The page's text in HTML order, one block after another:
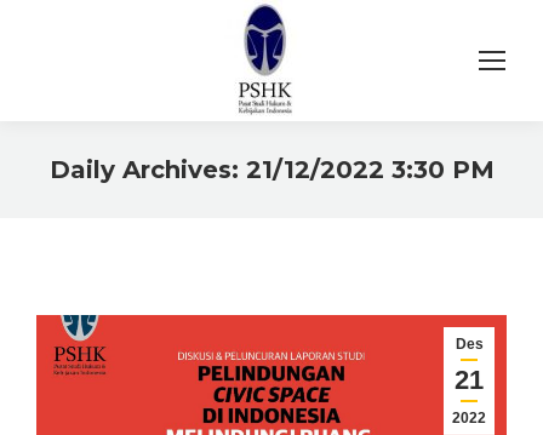
Daily Archives: 21/12/2022 3:30 PM
Des
21
2022